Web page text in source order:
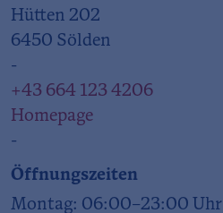
Hütten 202
6450 Sölden
-
+43 664 123 4206
Homepage
-
Öffnungszeiten
Montag: 06:00–23:00 Uhr